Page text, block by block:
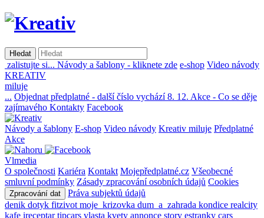
zalistujte si... Návody a šablony - kliknete zde e-shop Video návody
KREATIV
miluje
... Objednat předplatné - další číslo vychází 8. 12. Akce - Co se děje
zajímavého Kontakty Facebook
Návody a šablony E-shop Video návody Kreativ miluje Předplatné
Akce
Vlmedia
O společnosti Kariéra Kontakt Mojepředplatné.cz Všeobecné
smluvní podmínky Zásady zpracování osobních údajů Cookies
Zpracování dat
Práva subjektů údajů
denik dotyk fitzivot moje_krizovka dum_a_zahrada kondice realcity
kafe ireceptartipcars vlasta kvety annonce story estranky cars